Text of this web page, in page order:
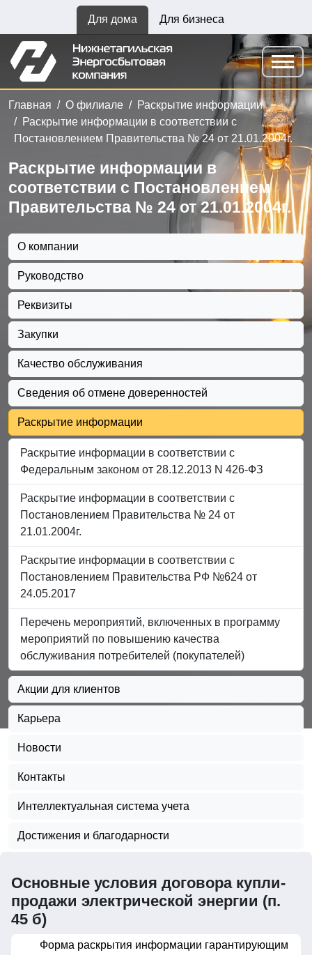
Для дома Для бизнеса
Главная О филиале
Раскрытие информации
Раскрытие информации в соответствии с
Постановлением Правительства № 24 от 21.01.2004г.
Раскрытие информации в
соответствии с Постановлением
Правительства № 24 от 21.01.2004г.
О компании
Руководство
Реквизиты
Закупки
Качество обслуживания
Сведения об отмене доверенностей
Раскрытие информации
Раскрытие информации в соответствии с
Федеральным законом от 28.12.2013 N 426-ФЗ
Раскрытие информации в соответствии с
Постановлением Правительства № 24 от
21.01.2004г.
Раскрытие информации в соответствии с
Постановлением Правительства РФ №624 от
24.05.2017
Перечень мероприятий, включенных в программу
мероприятий по повышению качества
обслуживания потребителей (покупателей)
Акции для клиентов
Карьера
Новости
Контакты
Интеллектуальная система учета
Достижения и благодарности
Основные условия договора купли-
продажи электрической энергии (п.
45 б)
Форма раскрытия информации гарантирующим